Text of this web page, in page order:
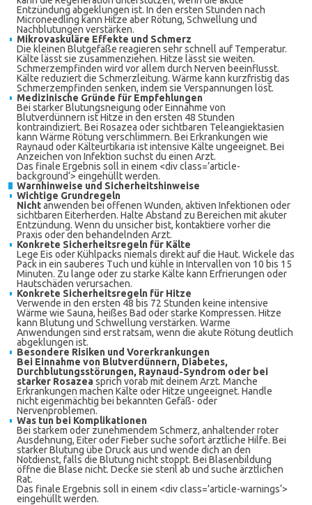
Entzündung abgeklungen ist. In den ersten Stunden nach
Microneedling kann Hitze aber Rötung, Schwellung und
Nachblutungen verstärken.
Mikrovaskuläre Effekte und Schmerz
Die kleinen Blutgefäße reagieren sehr schnell auf Temperatur.
Kälte lässt sie zusammenziehen. Hitze lässt sie weiten.
Schmerzempfinden wird vor allem durch Nerven beeinflusst.
Kälte reduziert die Schmerzleitung. Wärme kann kurzfristig das
Schmerzempfinden senken, indem sie Verspannungen löst.
Medizinische Gründe für Empfehlungen
Bei starker Blutungsneigung oder Einnahme von
Blutverdünnern ist Hitze in den ersten 48 Stunden
kontraindiziert. Bei Rosazea oder sichtbaren Teleangiektasien
kann Wärme Rötung verschlimmern. Bei Erkrankungen wie
Raynaud oder Kälteurtikaria ist intensive Kälte ungeeignet. Bei
Anzeichen von Infektion suchst du einen Arzt.
Das finale Ergebnis soll in einem <div class=’article-
background‘> eingehüllt werden.
Warnhinweise und Sicherheitshinweise
Wichtige Grundregeln
Nichtanwenden bei offenen Wunden, aktiven Infektionen oder
sichtbaren Eiterherden. Halte Abstand zu Bereichen mit akuter
Entzündung. Wenn du unsicher bist, kontaktiere vorher die
Praxis oder den behandelnden Arzt.
Konkrete Sicherheitsregeln für Kälte
Lege Eis oder Kühlpacks niemals direkt auf die Haut. Wickele das
Pack in ein sauberes Tuch und kühle in Intervallen von 10 bis 15
Minuten. Zu lange oder zu starke Kälte kann Erfrierungen oder
Hautschäden verursachen.
Konkrete Sicherheitsregeln für Hitze
Verwende in den ersten 48 bis 72 Stunden keine intensive
Wärme wie Sauna, heißes Bad oder starke Kompressen. Hitze
kann Blutung und Schwellung verstärken. Warme
Anwendungen sind erst ratsam, wenn die akute Rötung deutlich
abgeklungen ist.
Besondere Risiken und Vorerkrankungen
Bei Einnahme von Blutverdünnern, Diabetes,
Durchblutungsstörungen, Raynaud-Syndrom oder bei
starker Rosazeasprich vorab mit deinem Arzt. Manche
Erkrankungen machen Kälte oder Hitze ungeeignet. Handle
nicht eigenmächtig bei bekannten Gefäß- oder
Nervenproblemen.
Was tun bei Komplikationen
Bei starkem oder zunehmendem Schmerz, anhaltender roter
Ausdehnung, Eiter oder Fieber suche sofort ärztliche Hilfe. Bei
starker Blutung übe Druck aus und wende dich an den
Notdienst, falls die Blutung nicht stoppt. Bei Blasenbildung
öffne die Blase nicht. Decke sie steril ab und suche ärztlichen
Rat.
Das finale Ergebnis soll in einem <div class=’article-warnings‘>
eingehüllt werden.